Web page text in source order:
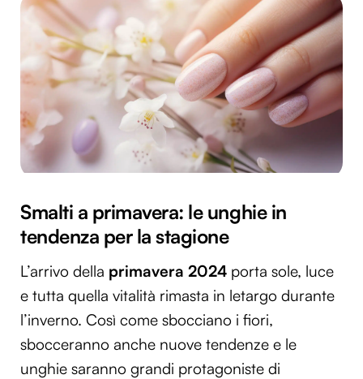
Smalti a primavera: le unghie in
tendenza per la stagione
L’arrivo della primavera 2024 porta sole, luce
e tutta quella vitalità rimasta in letargo durante
l’inverno. Così come sbocciano i fiori,
sbocceranno anche nuove tendenze e le
unghie saranno grandi protagoniste di